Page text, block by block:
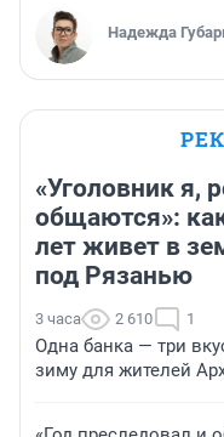
Надежда
«Уголовник я,
общаются»:
лет живет в
под Рязанью
3 часа 2 610 1
Одна банка — три
зиму для жителей